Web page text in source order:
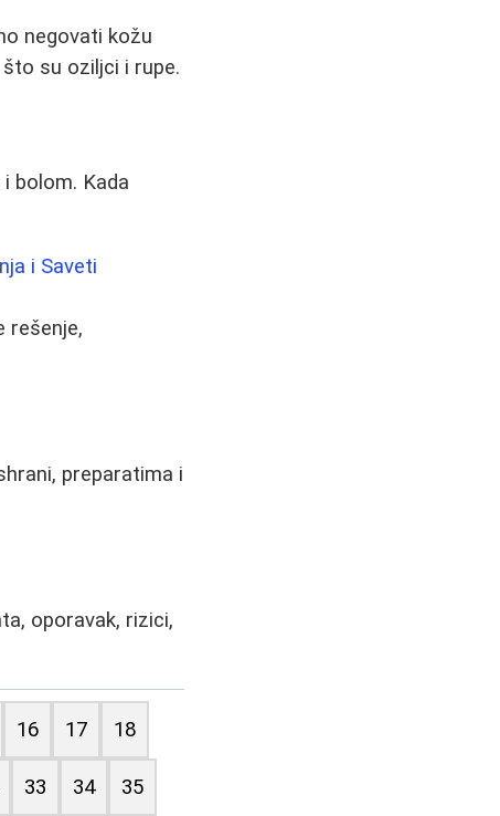
negovati kožu
su oziljci i rupe.
bolom. Kada
i Saveti
rešenje,
preparatima i
oporavak, rizici,
16 17 18
33 34 35